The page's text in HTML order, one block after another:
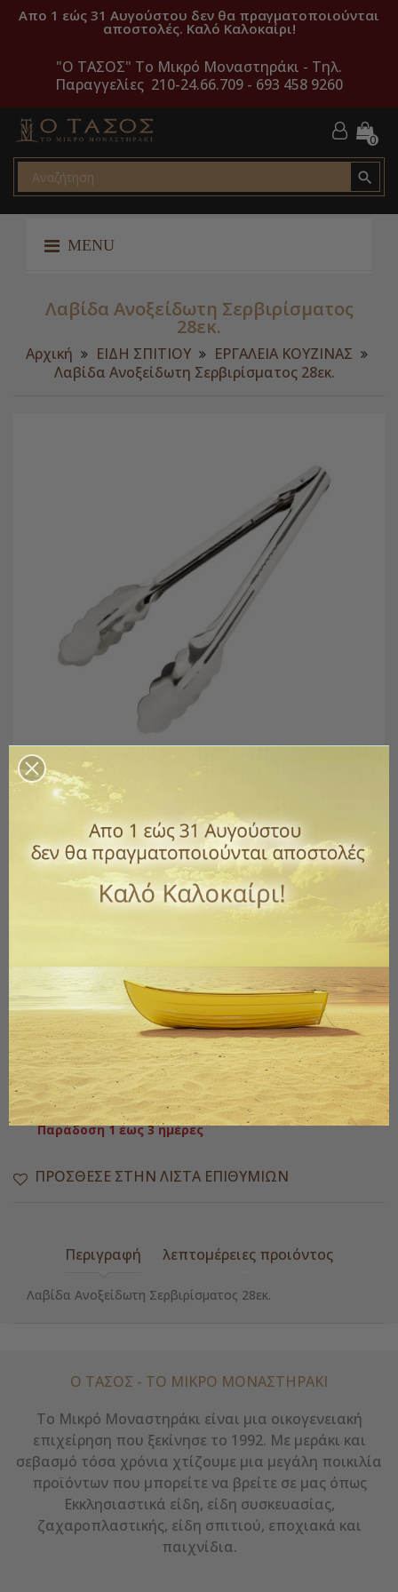
Απο 1 εώς 31 Αυγούστου δεν θα πραγματοποιούνται
αποστολές. Καλό Καλοκαίρι!
"O ΤΑΣΟΣ" Το Μικρό Μοναστηράκι - Τηλ.
Παραγγελίες 210-24.66.709 - 693 458 9260
0

MENU
Λαβίδα Ανοξείδωτη Σερβιρίσματος
28εκ.
Αρχική ΕΙΔΗ ΣΠΙΤΙΟΥ
ΕΡΓΑΛΕΙΑ ΚΟΥΖΙΝΑΣ
Λαβίδα Ανοξείδωτη Σερβιρίσματος 28εκ.
Λαβίδα Ανοξείδωτη Σερβιρίσματος 28εκ.
Κωδικός 101-53.003.175
1,50 €
Ποσότητα
ΑΓΟΡΆ
Διαθέσιμο
Παράδοση 1 έως 3 ημέρες
ΠΡΌΣΘΕΣΕ ΣΤΗΝ ΛΊΣΤΑ ΕΠΙΘΥΜΙΏΝ
Περιγραφή λεπτομέρειες προιόντος
Λαβίδα Ανοξείδωτη Σερβιρίσματος 28εκ.
Ο ΤΑΣΟΣ - ΤΟ ΜΙΚΡΌ ΜΟΝΑΣΤΗΡΆΚΙ
Το Μικρό Μοναστηράκι είναι μια οικογενειακή
επιχείρηση που ξεκίνησε το 1992. Με μεράκι και
σεβασμό τόσα χρόνια χτίζουμε μια μεγάλη ποικιλία
προϊόντων που μπορείτε να βρείτε σε μας όπως
Εκκλησιαστικά είδη, είδη συσκευασίας,
ζαχαροπλαστικής, είδη σπιτιού, εποχιακά και
παιχνίδια.